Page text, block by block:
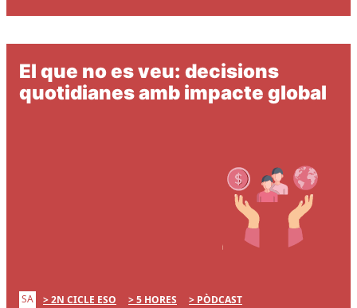
El que no es veu: decisions
quotidianes amb impacte global
SA 2N CICLE ESO 5 HORES
PÒDCAST